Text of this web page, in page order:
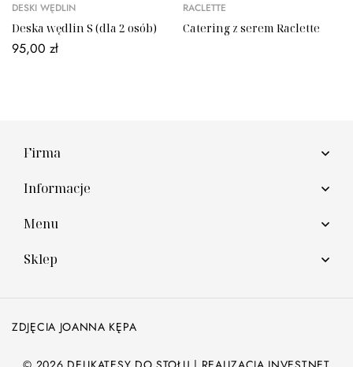
DESKI WĘDLIN
Deska wędlin S (dla 2 osób)
95,00 zł
RACLETTE
Catering z serem Raclette
Firma
Informacje
Menu
Sklep
ZDJĘCIA JOANNA KĘPA